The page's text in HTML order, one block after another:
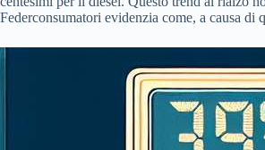
Federconsumatori evidenzia come, a causa